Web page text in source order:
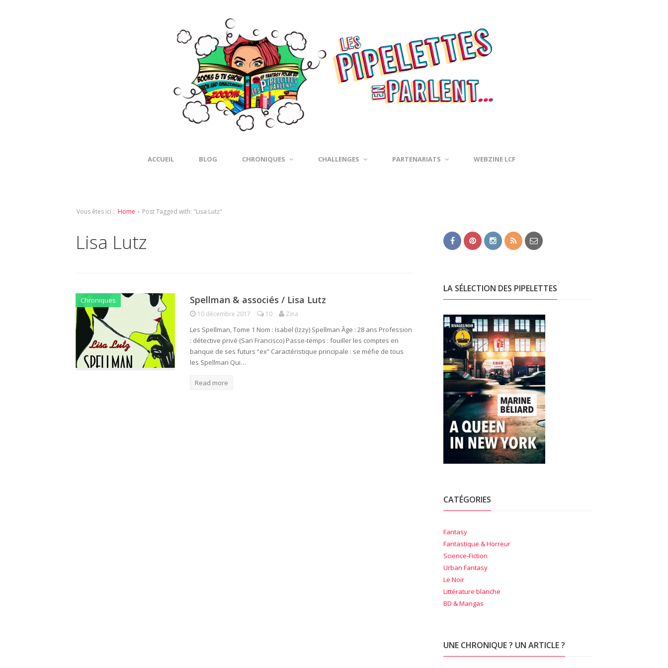
ACCUEIL BLOG CHRONIQUES CHALLENGES PARTENARIATS WEBZINE LCF
Vous êtes ici : Home › Post Tagged with: "Lisa Lutz"
Lisa Lutz
Chroniques Spellman & associés / Lisa Lutz
10 décembre 2017 10 Zina
Les Spellman, Tome 1 Nom : Isabel (Izzy) Spellman Âge : 28 ans Profession
: détective privé (San Francisco) Passe-temps : fouiller les comptes en
banque de ses futurs “ex” Caractéristique principale : se méfie de tous
les Spellman Qui…
Read more
LA SÉLECTION DES PIPELETTES
CATÉGORIES
Fantasy
Fantastique & Horreur
Science-Fiction
Urban Fantasy
Le Noir
Littérature blanche
BD & Mangas
UNE CHRONIQUE ? UN ARTICLE ?